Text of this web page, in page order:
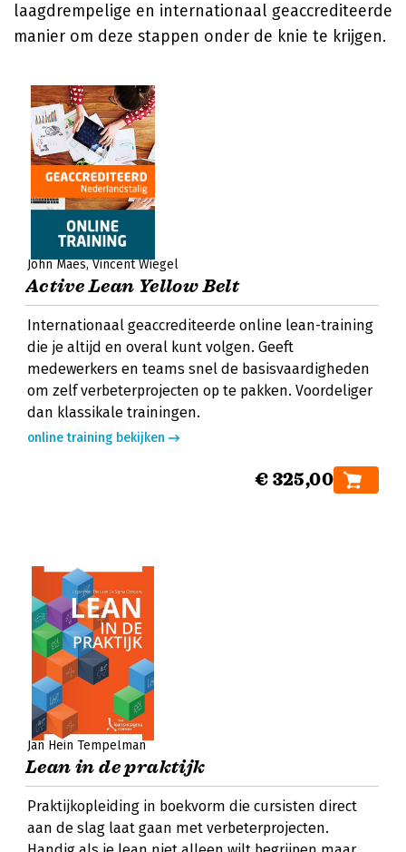
laagdrempelige en internationaal geaccrediteerde
manier om deze stappen onder de knie te krijgen.
John Maes Vincent Wiegel
Active Lean Yellow Belt
Internationaal geaccrediteerde online lean-training
die je altijd en overal kunt volgen. Geeft
medewerkers en teams snel de basisvaardigheden
om zelf verbeterprojecten op te pakken. Voordeliger
dan klassikale trainingen.
online training bekijken
€ 325,00
Jan Hein Tempelman
Lean in de praktijk
Praktijkopleiding in boekvorm die cursisten direct
aan de slag laat gaan met verbeterprojecten.